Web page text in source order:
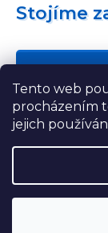
Tento web
procházením
jejich
Stojíme